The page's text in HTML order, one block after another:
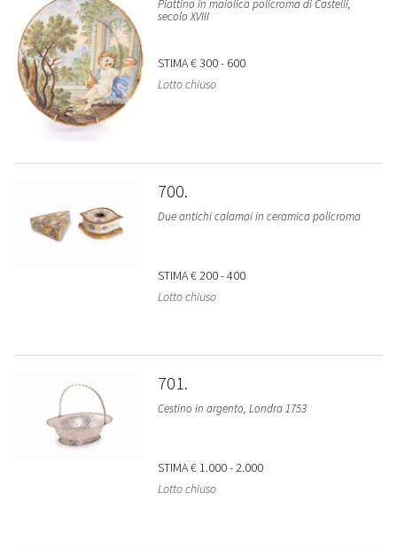
Piattino in maiolica policroma di Castelli,
secolo XVIII
STIMA€ 300 - 600
Lotto chiuso
700
Due antichi calamai in ceramica policroma
STIMA€ 200 - 400
Lotto chiuso
701
Cestino in argento, Londra 1753
STIMA€ 1.000 - 2.000
Lotto chiuso